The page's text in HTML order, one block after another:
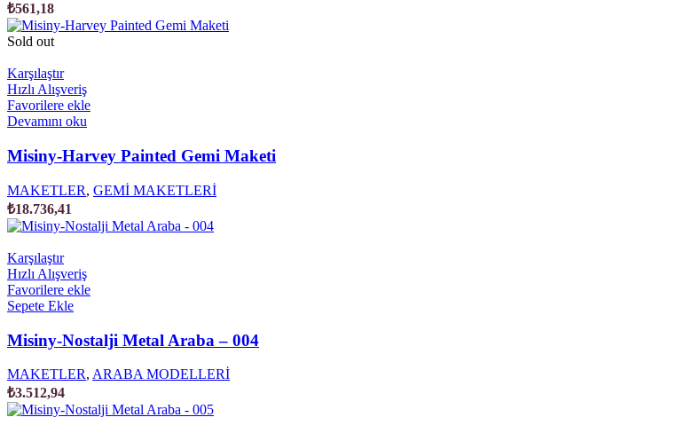
₺561,18
Sold out
Karşılaştır
Hızlı Alışveriş
Favorilere ekle
Devamını oku
Misiny-Harvey Painted Gemi Maketi
MAKETLER, GEMİ MAKETLERİ
₺18.736,41
Karşılaştır
Hızlı Alışveriş
Favorilere ekle
Sepete Ekle
Misiny-Nostalji Metal Araba – 004
MAKETLER, ARABA MODELLERİ
₺3.512,94